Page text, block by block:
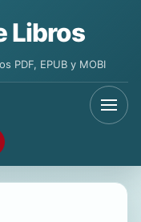
Libros
PDF, EPUB y MOBI